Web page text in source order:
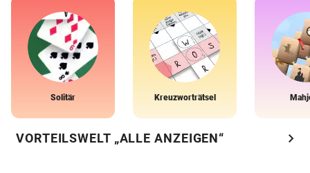
Solitär Kreuzworträtsel
VORTEILSWELT „ALLE ANZEIGEN“ chevron_right